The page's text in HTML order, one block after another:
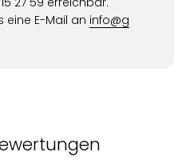
eine E-Mail an info@g